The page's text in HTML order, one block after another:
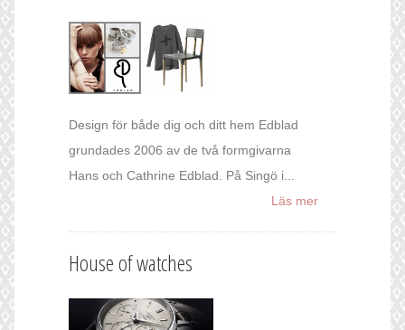
Design för både dig och ditt hem Edblad
grundades 2006 av de två formgivarna
Hans och Cathrine Edblad. På Singö i...
Läs mer
House of watches